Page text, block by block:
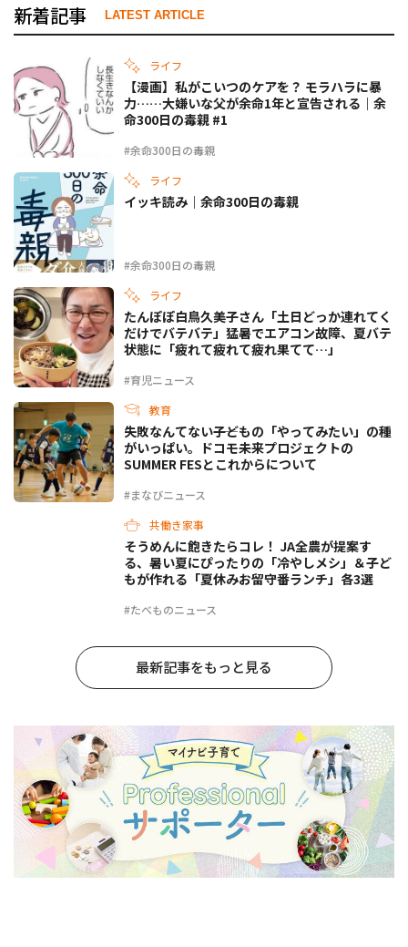
新着記事 LATEST ARTICLE
ライフ
#余命300日の毒親
【漫画】私がこいつのケアを？ モラハラに暴
力……大嫌いな父が余命1年と宣告される｜余
命300日の毒親 #1
ライフ
#余命300日の毒親
イッキ読み｜余命300日の毒親
ライフ
#育児ニュース
たんぽぽ白鳥久美子さん「土日どっか連れてく
だけでバテバテ」猛暑でエアコン故障、夏バテ
状態に「疲れて疲れて疲れ果てて…」
教育
#まなびニュース
失敗なんてない――子どもの「やってみたい」の種
がいっぱい。ドコモ未来プロジェクトの
SUMMER FESとこれからについて
共働き家事
#たべものニュース
そうめんに飽きたらコレ！ JA全農が提案す
る、暑い夏にぴったりの「冷やしメシ」＆子ど
もが作れる「夏休みお留守番ランチ」各3選
最新記事をもっと見る